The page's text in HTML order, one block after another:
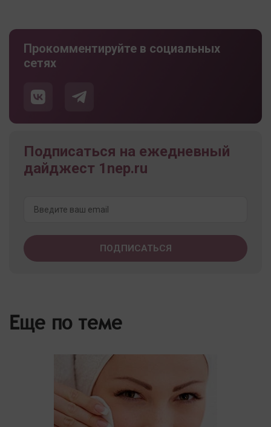
Прокомментируйте в социальных
сетях
Подписаться на ежедневный
дайджест 1nep.ru
Еще по теме